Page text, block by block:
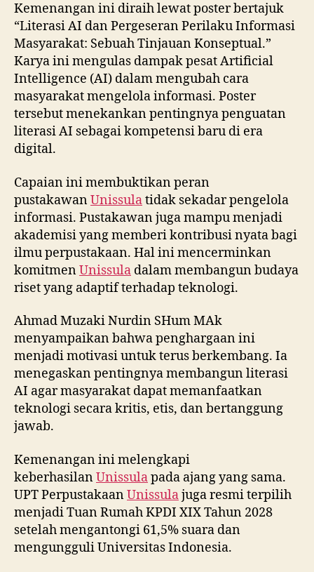
Kemenangan ini diraih lewat poster bertajuk
“Literasi AI dan Pergeseran Perilaku Informasi
Masyarakat: Sebuah Tinjauan Konseptual.”
Karya ini mengulas dampak pesat Artificial
Intelligence (AI) dalam mengubah cara
masyarakat mengelola informasi. Poster
tersebut menekankan pentingnya penguatan
literasi AI sebagai kompetensi baru di era
digital.
Capaian ini membuktikan peran
pustakawanUnissulatidak sekadar pengelola
informasi. Pustakawan juga mampu menjadi
akademisi yang memberi kontribusi nyata bagi
ilmu perpustakaan. Hal ini mencerminkan
komitmenUnissula dalam membangun budaya
riset yang adaptif terhadap teknologi.
Ahmad Muzaki Nurdin SHum MAk
menyampaikan bahwa penghargaan ini
menjadi motivasi untuk terus berkembang. Ia
menegaskan pentingnya membangun literasi
AI agar masyarakat dapat memanfaatkan
teknologi secara kritis, etis, dan bertanggung
jawab.
Kemenangan ini melengkapi
keberhasilanUnissulapada ajang yang sama.
UPT PerpustakaanUnissulajuga resmi terpilih
menjadi Tuan Rumah KPDI XIX Tahun 2028
setelah mengantongi 61,5% suara dan
mengungguli Universitas Indonesia.